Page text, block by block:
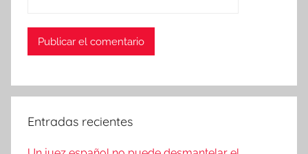
Entradas recientes